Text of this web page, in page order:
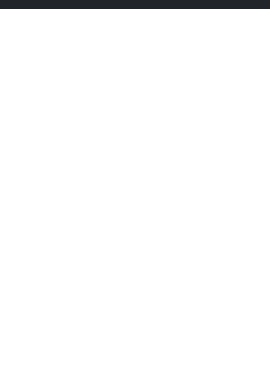
Umzug von Heidelberg nach Burkina Faso